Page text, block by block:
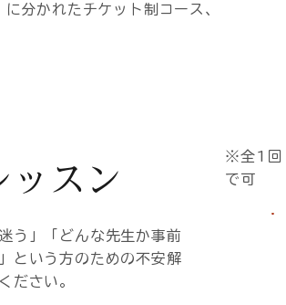
分かれたチケット制コース、
ッスン
う」「どんな先生か事前
という方のための不安解
ださい。
※全1回
で可